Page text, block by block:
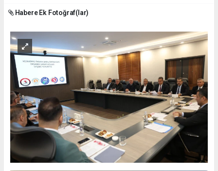
Habere Ek Fotoğraf(lar)